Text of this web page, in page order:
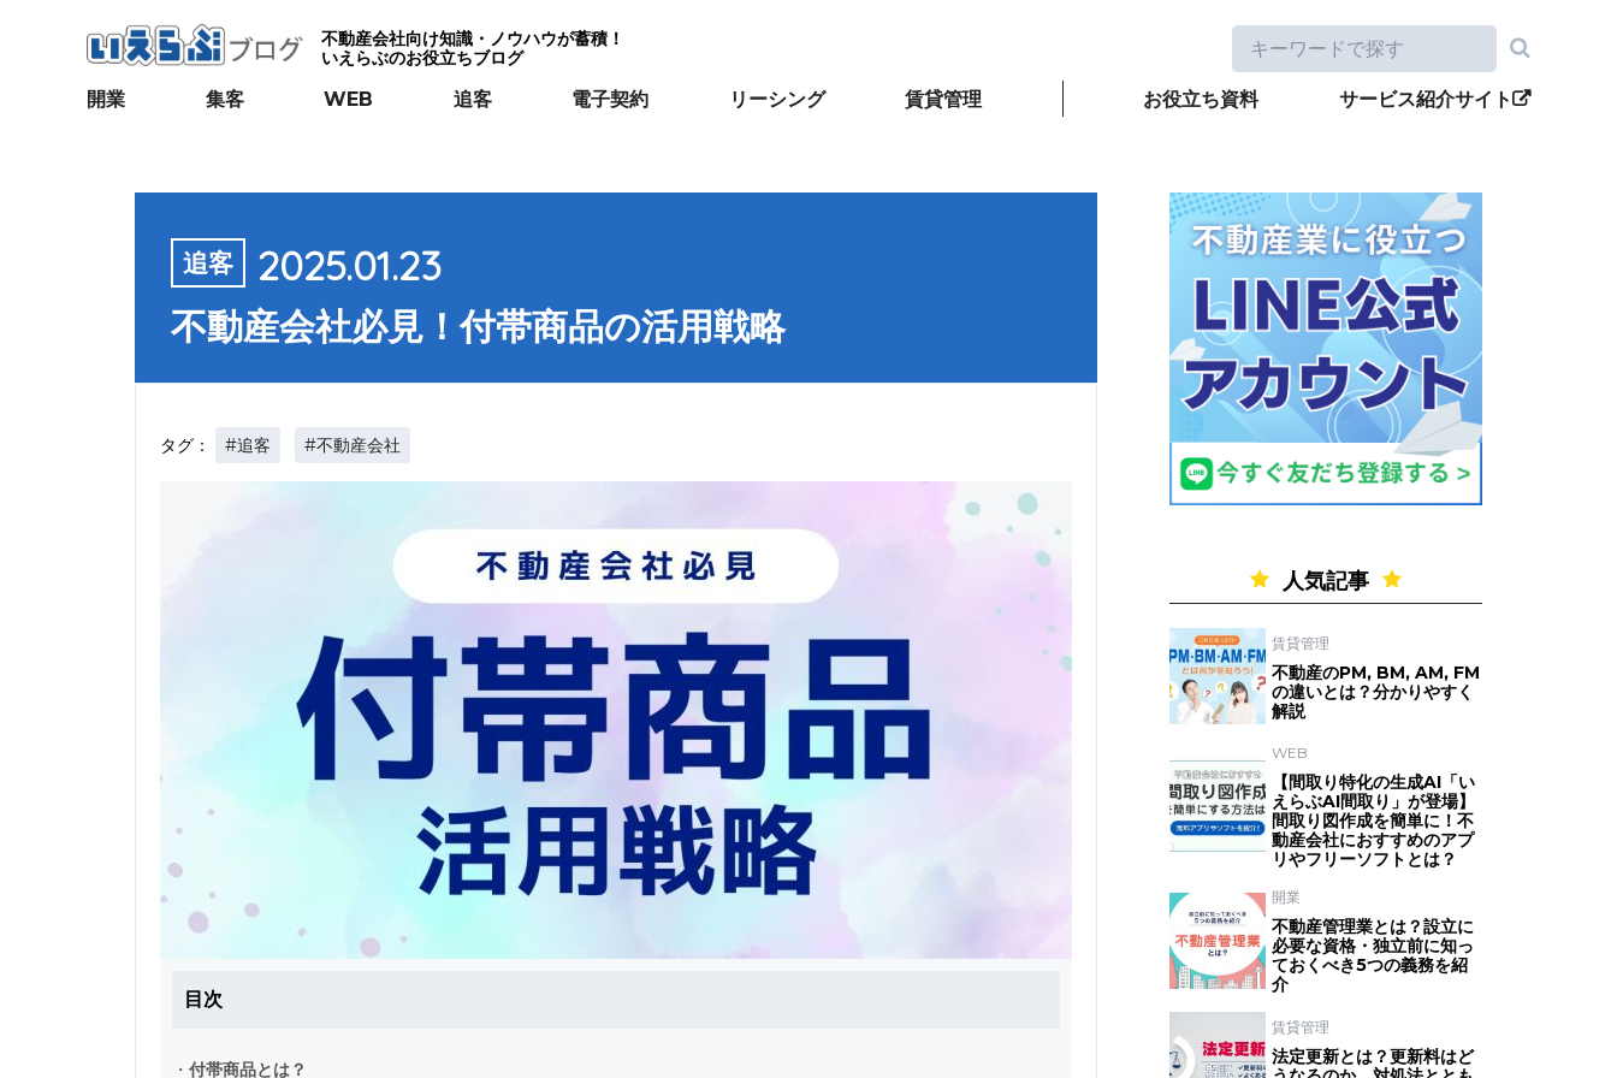
不動産会社向け知識・ノウハウが蓄積！
いえらぶのお役立ちブログ
開業 集客 WEB 追客 電子契約 リーシング 賃貸管理 お役立ち資料 サービス紹介サイト
追客 2025.01.23
不動産会社必見！付帯商品の活用戦略
タグ： #追客 #不動産会社
目次
・ 付帯商品とは？
人気記事
賃貸管理
不動産のPM, BM, AM, FM
の違いとは？分かりやすく
解説
WEB
【間取り特化の生成AI「い
えらぶAI間取り」が登場】
間取り図作成を簡単に！不
動産会社におすすめのアプ
リやフリーソフトとは？
開業
不動産管理業とは？設立に
必要な資格・独立前に知っ
ておくべき5つの義務を紹
介
賃貸管理
法定更新とは？更新料はど